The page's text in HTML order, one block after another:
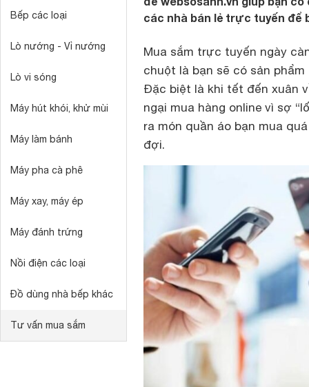
Bếp các loại
Lò nướng - Vỉ nướng
Lò vi sóng
Máy hút khói, khử mùi
Máy làm bánh
Máy pha cà phê
Máy xay, máy ép
Máy đánh trứng
Nồi điện các loại
Đồ dùng nhà bếp khác
Tư vấn mua sắm
các nhà bán lẻ trực tuyến để
Mua sắm trực tuyến ngày
chuột là bạn sẽ có sản
Đặc biệt là khi tết đến xuân
ngại mua hàng online vì sợ
ra món quần áo bạn mua
đợi.